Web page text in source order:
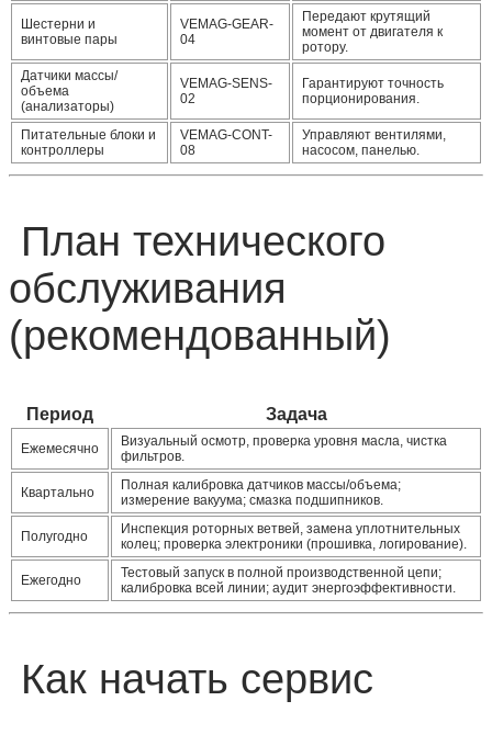
Шестерни и
винтовые пары
VEMAG‑GEAR-
04
Передают крутящий
момент от двигателя к
ротору.
Датчики массы/
объема
(анализаторы)
VEMAG‑SENS-
02
Гарантируют точность
порционирования.
Питательные блоки и
контроллеры
VEMAG‑CONT-
08
Управляют вентилями,
насосом, панелью.
План технического
обслуживания
(рекомендованный)
Период Задача
Ежемесячно
Визуальный осмотр, проверка уровня масла, чистка
фильтров.
Квартально
Полная калибровка датчиков массы/объема;
измерение вакуума; смазка подшипников.
Полугодно
Инспекция роторных ветвей, замена уплотнительных
колец; проверка электроники (прошивка, логирование).
Ежегодно
Тестовый запуск в полной производственной цепи;
калибровка всей линии; аудит энергоэффективности.
Как начать сервис